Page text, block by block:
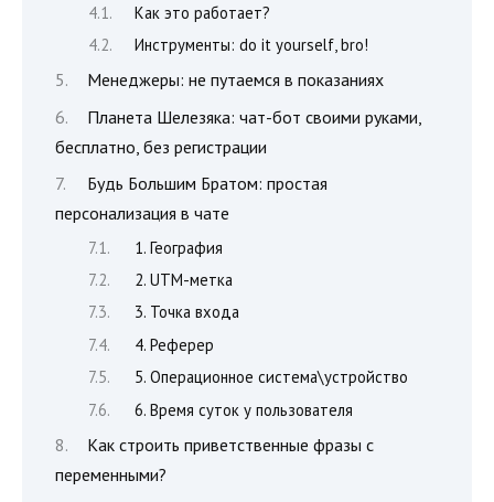
Как это работает?
Инструменты: do it yourself, bro!
Менеджеры: не путаемся в показаниях
Планета Шелезяка: чат-бот своими руками,
бесплатно, без регистрации
Будь Большим Братом: простая
персонализация в чате
1. География
2. UTM-метка
3. Точка входа
4. Реферер
5. Операционное система\устройство
6. Время суток у пользователя
Как строить приветственные фразы с
переменными?